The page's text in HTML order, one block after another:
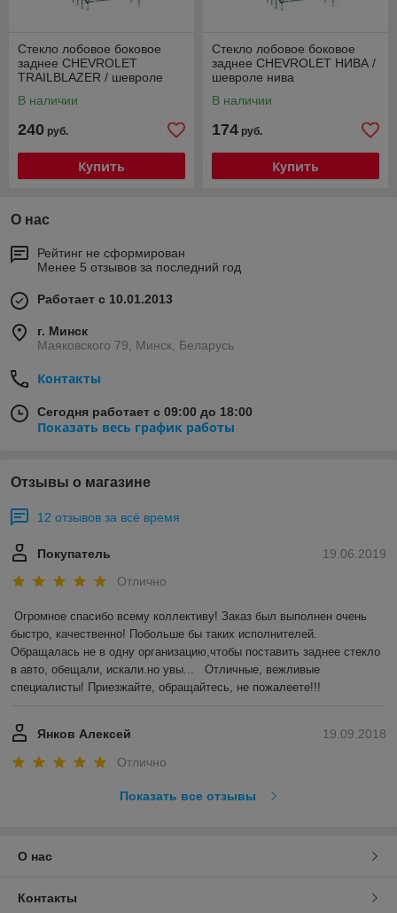
Стекло лобовое боковое
заднее CHEVROLET
TRAILBLAZER / шевроле
В наличии
240 руб.
Купить
Стекло лобовое боковое
заднее CHEVROLET НИВА /
шевроле нива
В наличии
174 руб.
Купить
О нас
Рейтинг не сформирован
Менее 5 отзывов за последний год
Работает с 10.01.2013
г. Минск
Маяковского 79, Минск, Беларусь
Контакты
Сегодня работает с 09:00 до 18:00
Показать весь график работы
Отзывы о магазине
12 отзывов за всё время
19.06.2019
Покупатель
Отлично
Огромное спасибо всему коллективу! Заказ был выполнен очень
быстро, качественно! Побольше бы таких исполнителей.
Обращалась не в одну организацию,чтобы поставить заднее стекло
в авто, обещали, искали.но увы...   Отличные, вежливые
специалисты! Приезжайте, обращайтесь, не пожалеете!!!
19.09.2018
Янков Алексей
Отлично
Показать все отзывы
О нас
Контакты